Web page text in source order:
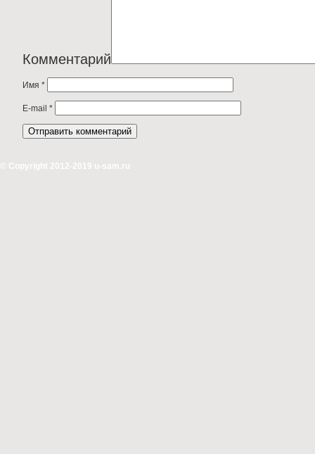
Комментарий
Имя *
E-mail *
© Copyright 2012-2019 u-sam.ru